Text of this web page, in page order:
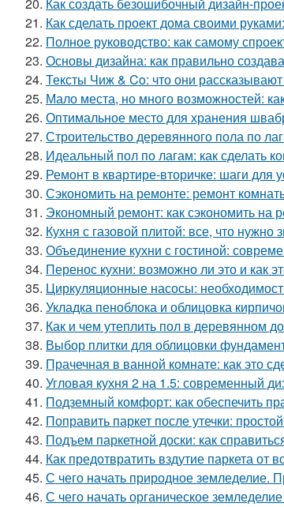
21. Как сделать проект дома своими
22. Полное руководство: как самому
23. Основы дизайна: как правильно
24. Тексты Чиж & Co: что они
25. Мало места, но много возможностей:
26. Оптимальное место для хранения
27. Строительство деревянного пола по
28. Идеальный пол по лагам: как сделать
29. Ремонт в квартире-вторичке: шаги для
30. Сэкономить на ремонте: ремонт
31. Экономный ремонт: как сэкономить на
32. Кухня с газовой плитой: все, что нужно
33. Объединение кухни с гостиной:
34. Перенос кухни: возможно ли это и как
35. Циркуляционные насосы:
36. Укладка пеноблока и облицовка
37. Как и чем утеплить пол в деревянном
38. Выбор плитки для облицовки
39. Прачечная в ванной комнате: как это
40. Угловая кухня 2 на 1.5: современный
41. Подземный комфорт: как обеспечить
42. Поправить паркет после утечки:
43. Подъем паркетной доски: как
44. Как предотвратить вздутие паркета от
45. С чего начать природное земледелие.
46. С чего начать органическое